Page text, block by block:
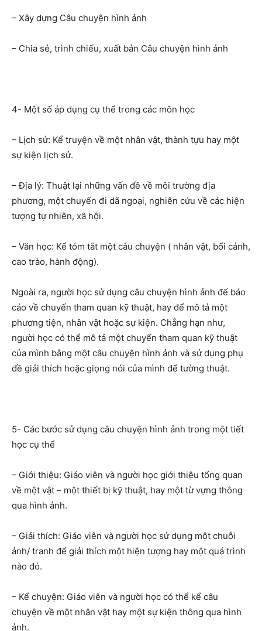
– Xây dựng Câu chuyện hình ảnh
– Chia sẻ, trình chiếu, xuất bản Câu chuyện hình ảnh
4- Một số áp dụng cụ thể trong các môn học
– Lịch sử: Kể truyện về một nhân vật, thành tựu hay một
sự kiện lịch sử.
– Địa lý: Thuật lại những vấn đề về môi trường địa
phương, một chuyến đi dã ngoại, nghiên cứu về các hiện
tượng tự nhiên, xã hội.
– Văn học: Kể tóm tắt một câu chuyện ( nhân vật, bối cảnh,
cao trào, hành động).
Ngoài ra, người học sử dụng câu chuyện hình ảnh để báo
cáo về chuyến tham quan kỹ thuật, hay để mô tả một
phương tiện, nhân vật hoặc sự kiện. Chẳng hạn như,
người học có thể mô tả một chuyến tham quan kỹ thuật
của mình bằng một câu chuyện hình ảnh và sử dụng phụ
đề giải thích hoặc giọng nói của mình để tường thuật.
5- Các bước sử dụng câu chuyện hình ảnh trong một tiết
học cụ thể
– Giới thiệu: Giáo viên và người học giới thiệu tổng quan
về một vật – một thiết bị kỹ thuật, hay một từ vựng thông
qua hình ảnh.
– Giải thích: Giáo viên và người học sử dụng một chuỗi
ảnh/ tranh để giải thích một hiện tượng hay một quá trình
nào đó.
– Kể chuyện: Giáo viên và người học có thể kể câu
chuyện về một nhân vật hay một sự kiện thông qua hình
ảnh.